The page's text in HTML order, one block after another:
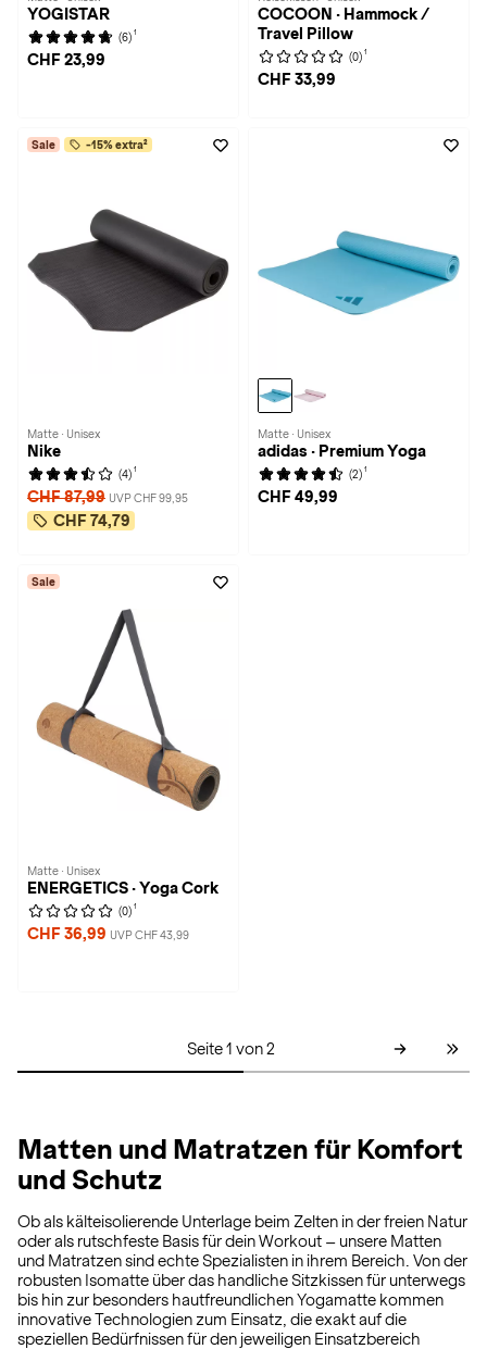
YOGISTAR
(6) 1
CHF 23,99
COCOON · Hammock /
Travel Pillow
(0) 1
CHF 33,99
Sale -15% extra²
Matte · Unisex
Nike
(4) 1
CHF 87,99 UVP CHF 99,95
CHF 74,79
Matte · Unisex
adidas · Premium Yoga
(2) 1
CHF 49,99
Sale
Matte · Unisex
ENERGETICS · Yoga Cork
(0) 1
CHF 36,99 UVP CHF 43,99
Seite 1 von 2
Matten und Matratzen für Komfort
und Schutz
Ob als kälteisolierende Unterlage beim Zelten in der freien Natur
oder als rutschfeste Basis für dein Workout – unsere Matten
und Matratzen sind echte Spezialisten in ihrem Bereich. Von der
robusten Isomatte über das handliche Sitzkissen für unterwegs
bis hin zur besonders hautfreundlichen Yogamatte kommen
innovative Technologien zum Einsatz, die exakt auf die
speziellen Bedürfnissen für den jeweiligen Einsatzbereich